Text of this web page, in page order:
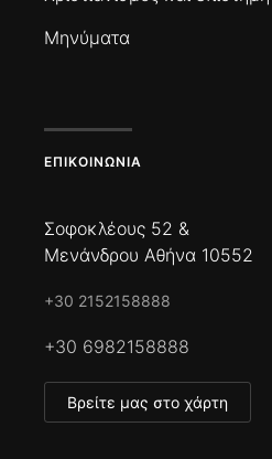
Μηνύματα
ΕΠΙΚΟΙΝΩΝΊΑ
Σοφοκλέους 52 &
Μενάνδρου Αθήνα 10552
+30 2152158888
+30 6982158888
Βρείτε μας στο χάρτη